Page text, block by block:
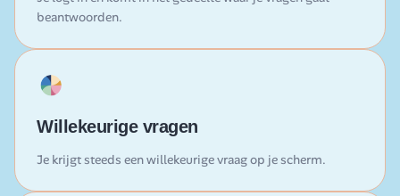
beantwoorden.
Willekeurige vragen
Je krijgt steeds een willekeurige vraag op je scherm.